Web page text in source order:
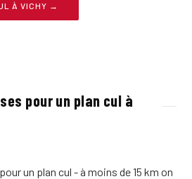
À VICHY →
pour un plan cul à
un plan cul - à moins de 15 km on